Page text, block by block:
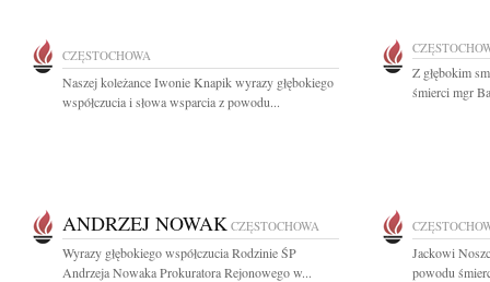
CZĘSTOCHOWA
Naszej koleżance Iwonie Knapik wyrazy głębokiego
współczucia i słowa wsparcia z powodu...
Z głębokim
śmierci mgr
ANDRZEJ NOWAK CZĘSTOCHOWA
Wyrazy głębokiego współczucia Rodzinie ŚP
Andrzeja Nowaka Prokuratora Rejonowego w...
Jackowi
powodu